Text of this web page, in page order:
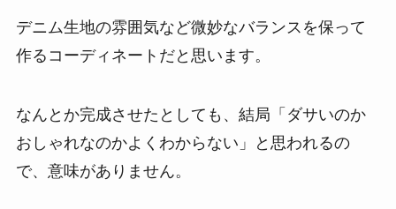
デニム生地の雰囲気など微妙なバランスを保って
作るコーディネートだと思います。
なんとか完成させたとしても、結局「ダサいのか
おしゃれなのかよくわからない」と思われるの
で、意味がありません。